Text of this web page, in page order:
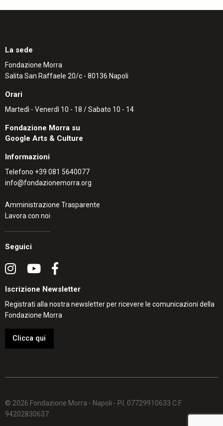
La sede
Fondazione Morra
Salita San Raffaele 20/c - 80136 Napoli
Orari
Martedì - Venerdì 10 - 18 / Sabato 10 - 14
Fondazione Morra su
Google Arts & Culture
Informazioni
Telefono +39 081 5640077
info@fondazionemorra.org
Amministrazione Trasparente
Lavora con noi
Seguici
Iscrizione Newsletter
Registrati alla nostra newsletter per ricevere le comunicazioni della
Fondazione Morra
Clicca qui
© 2026 Fondazione Morra - Napoli - P.I. 07729910633 C.F.
94202830637